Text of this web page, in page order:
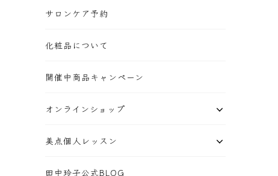
サロンケア予約
化粧品について
開催中商品キャンペーン
オンラインショップ
美点個人レッスン
田中玲子公式BLOG